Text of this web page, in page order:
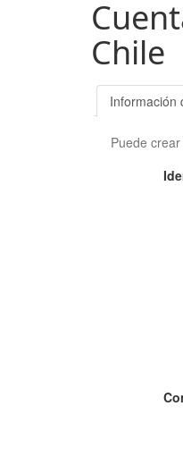
Chile
Información
Puede